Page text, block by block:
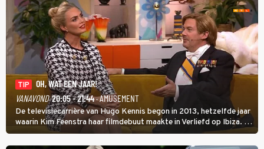
TIP
OH, WAT EEN JAAR!
VANAVOND 20:05 - 21:44· AMUSEMENT
De televisiecarrière van Hugo Kennis begon in 2013, hetzelfde jaar
waarin Kim Feenstra haar filmdebuut maakte in Verliefd op Ibiza. In
Oh, Wat een Jaar! wordt duidelijk wat ze nog meer weten van het
jaar waarin ze allebei eindtwintigers waren.